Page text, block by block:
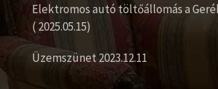
Elektromos autó töltőállomás a
( 2025.05.15)
Üzemszünet 2023.12.11